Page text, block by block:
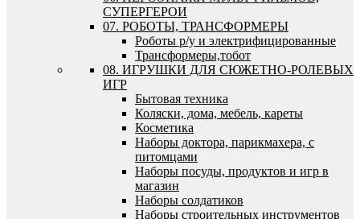
СУПЕРГЕРОИ
07. РОБОТЫ, ТРАНСФОРМЕРЫ
Роботы р/у и электрифицированные
Трансформеры,тобот
08. ИГРУШКИ ДЛЯ СЮЖЕТНО-РОЛЕВЫХ
ИГР
Бытовая техника
Коляски, дома, мебель, кареты
Косметика
Наборы доктора, парикмахера, с
питомцами
Наборы посуды, продуктов и игр в
магазин
Наборы солдатиков
Наборы строительных инструментов